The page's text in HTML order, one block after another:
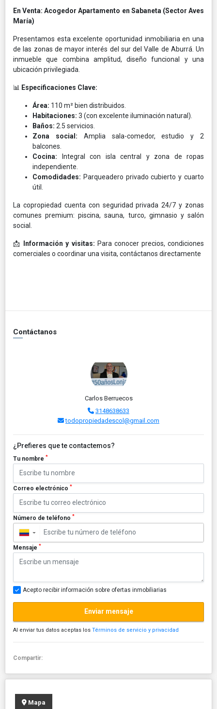
En Venta: Acogedor Apartamento en Sabaneta (Sector Aves
María)
Presentamos esta excelente oportunidad inmobiliaria en una
de las zonas de mayor interés del sur del Valle de Aburrá. Un
inmueble que combina amplitud, diseño funcional y una
ubicación privilegiada.
📊 Especificaciones Clave:
Área: 110 m² bien distribuidos.
Habitaciones: 3 (con excelente iluminación natural).
Baños: 2.5 servicios.
Zona social: Amplia sala-comedor, estudio y 2
balcones.
Cocina: Integral con isla central y zona de ropas
independiente.
Comodidades: Parqueadero privado cubierto y cuarto
útil.
La copropiedad cuenta con seguridad privada 24/7 y zonas
comunes premium: piscina, sauna, turco, gimnasio y salón
social.
📩 Información y visitas: Para conocer precios, condiciones
comerciales o coordinar una visita, contáctanos directamente
Contáctanos
Carlos Berruecos
3148638633
todopropiedadescol@gmail.com
¿Prefieres que te contactemos?
Tu nombre *
Correo electrónico *
Número de teléfono *
▼
Mensaje *
Acepto recibir información sobre ofertas inmobiliarias
Enviar mensaje
Al enviar tus datos aceptas los Términos de servicio y privacidad
Compartir:
Mapa